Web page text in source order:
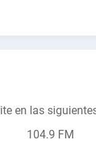
en las
104.9 FM